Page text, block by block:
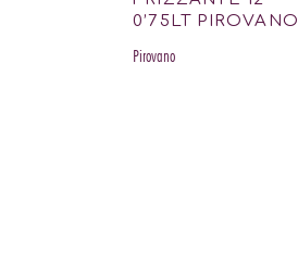
0’75LT PIROVANO
Pirovano